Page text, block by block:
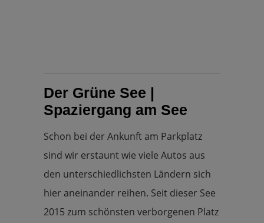
Der Grüne See |
Spaziergang am See
Schon bei der Ankunft am Parkplatz
sind wir erstaunt wie viele Autos aus
den unterschiedlichsten Ländern sich
hier aneinander reihen. Seit dieser See
2015 zum schönsten verborgenen Platz